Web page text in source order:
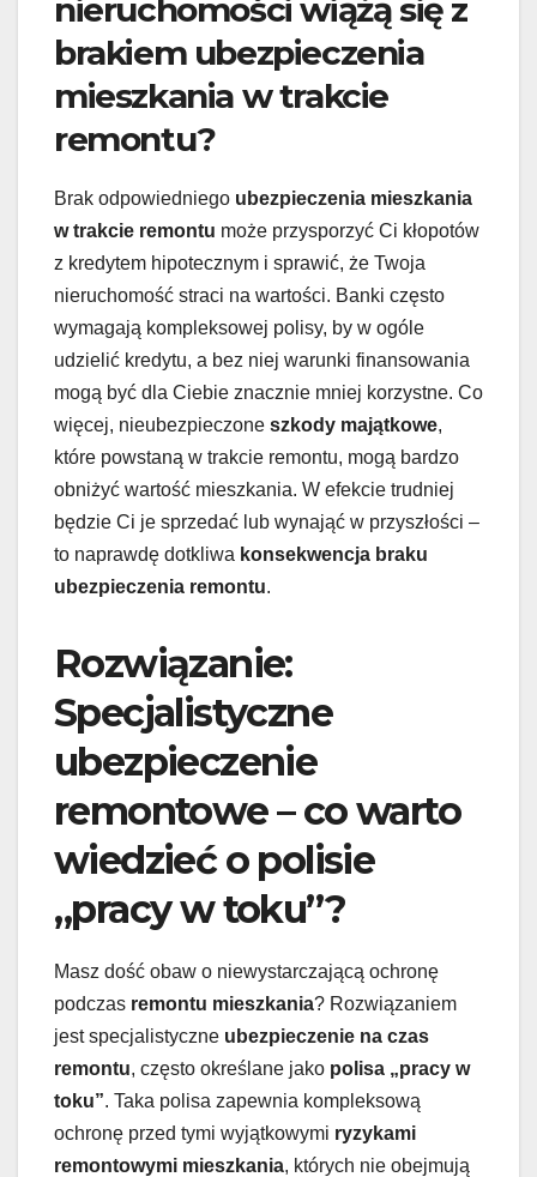
nieruchomości wiążą się z
brakiem ubezpieczenia
mieszkania w trakcie
remontu?
Brak odpowiedniego ubezpieczenia mieszkania
w trakcie remontu może przysporzyć Ci kłopotów
z kredytem hipotecznym i sprawić, że Twoja
nieruchomość straci na wartości. Banki często
wymagają kompleksowej polisy, by w ogóle
udzielić kredytu, a bez niej warunki finansowania
mogą być dla Ciebie znacznie mniej korzystne. Co
więcej, nieubezpieczone szkody majątkowe,
które powstaną w trakcie remontu, mogą bardzo
obniżyć wartość mieszkania. W efekcie trudniej
będzie Ci je sprzedać lub wynająć w przyszłości –
to naprawdę dotkliwa konsekwencja braku
ubezpieczenia remontu.
Rozwiązanie:
Specjalistyczne
ubezpieczenie
remontowe – co warto
wiedzieć o polisie
„pracy w toku”?
Masz dość obaw o niewystarczającą ochronę
podczas remontu mieszkania? Rozwiązaniem
jest specjalistyczne ubezpieczenie na czas
remontu, często określane jako polisa „pracy w
toku”. Taka polisa zapewnia kompleksową
ochronę przed tymi wyjątkowymi ryzykami
remontowymi mieszkania, których nie obejmują